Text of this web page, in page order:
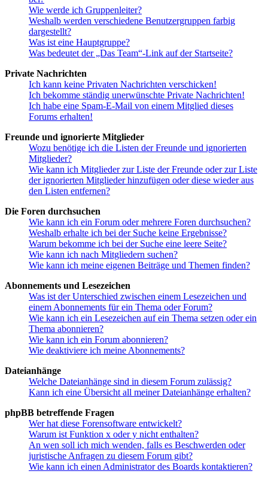
Wie werde ich Gruppenleiter?
Weshalb werden verschiedene Benutzergruppen farbig
dargestellt?
Was ist eine Hauptgruppe?
Was bedeutet der „Das Team“-Link auf der Startseite?
Private Nachrichten
Ich kann keine Privaten Nachrichten verschicken!
Ich bekomme ständig unerwünschte Private Nachrichten!
Ich habe eine Spam-E-Mail von einem Mitglied dieses
Forums erhalten!
Freunde und ignorierte Mitglieder
Wozu benötige ich die Listen der Freunde und ignorierten
Mitglieder?
Wie kann ich Mitglieder zur Liste der Freunde oder zur Liste
der ignorierten Mitglieder hinzufügen oder diese wieder aus
den Listen entfernen?
Die Foren durchsuchen
Wie kann ich ein Forum oder mehrere Foren durchsuchen?
Weshalb erhalte ich bei der Suche keine Ergebnisse?
Warum bekomme ich bei der Suche eine leere Seite?
Wie kann ich nach Mitgliedern suchen?
Wie kann ich meine eigenen Beiträge und Themen finden?
Abonnements und Lesezeichen
Was ist der Unterschied zwischen einem Lesezeichen und
einem Abonnements für ein Thema oder Forum?
Wie kann ich ein Lesezeichen auf ein Thema setzen oder ein
Thema abonnieren?
Wie kann ich ein Forum abonnieren?
Wie deaktiviere ich meine Abonnements?
Dateianhänge
Welche Dateianhänge sind in diesem Forum zulässig?
Kann ich eine Übersicht all meiner Dateianhänge erhalten?
phpBB betreffende Fragen
Wer hat diese Forensoftware entwickelt?
Warum ist Funktion x oder y nicht enthalten?
An wen soll ich mich wenden, falls es Beschwerden oder
juristische Anfragen zu diesem Forum gibt?
Wie kann ich einen Administrator des Boards kontaktieren?